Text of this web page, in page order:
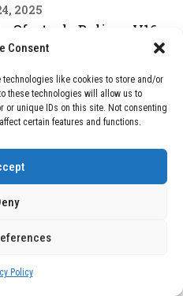
Consent
technologies like cookies to store and/or
these technologies will allow us to
or unique IDs on this site. Not consenting
certain features and functions.
Policy
2025
Oferta de Balizas V16
Obligatorias a Partir de
2025
Deja al
Fatales